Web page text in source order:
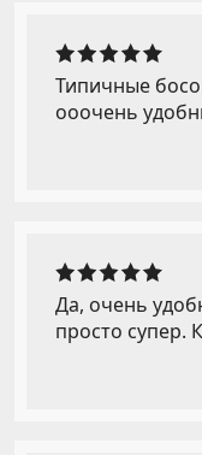
Типичные
ооочень
Да, очень
просто супер.